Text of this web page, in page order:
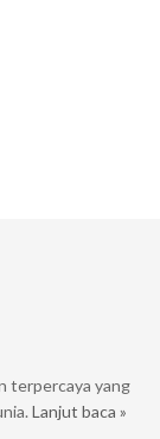
terpercaya yang
Lanjut baca »